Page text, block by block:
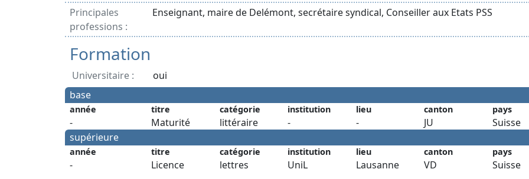
Principales
professions :
Enseignant, maire de Delémont, secrétaire syndical, Conseiller aux Etats PSS
Formation
Universitaire :
oui
base
année titre catégorie institution lieu canton pays
- Maturité littéraire - - JU
Suisse
supérieure
année titre catégorie institution lieu canton pays
- Licence lettres UniL Lausanne VD Suisse